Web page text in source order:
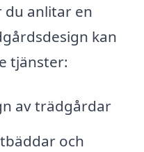
du anlitar en
kan
tjänster:
av trädgårdar
och